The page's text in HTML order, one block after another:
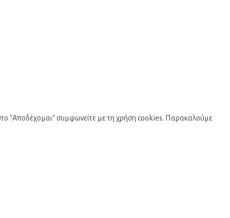
"Αποδέχομαι" συμφωνείτε με τη χρήση cookies. Παρακαλούμε